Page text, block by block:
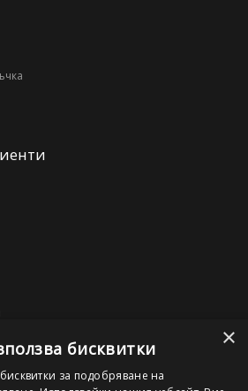
×
бисквитки
за подобряване на